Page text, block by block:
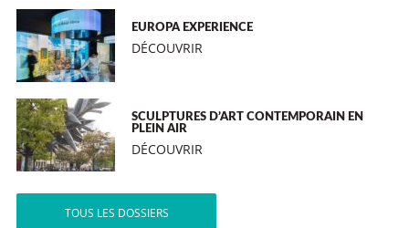
EUROPA EXPERIENCE
DÉCOUVRIR
SCULPTURES D’ART CONTEMPORAIN EN
PLEIN AIR
DÉCOUVRIR
TOUS LES DOSSIERS